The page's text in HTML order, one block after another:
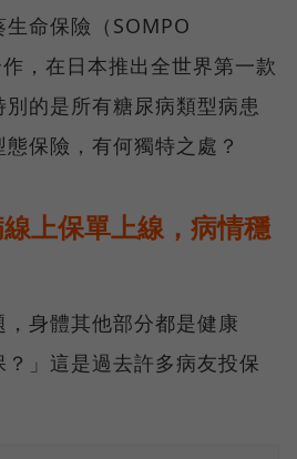
命保險（SOMPO
，在日本推出全世界第一款
的是所有糖尿病類型病患
保險，有何獨特之處？
上保單上線，病情穩
，身體其他部分都是健康
」這是過去許多病友投保